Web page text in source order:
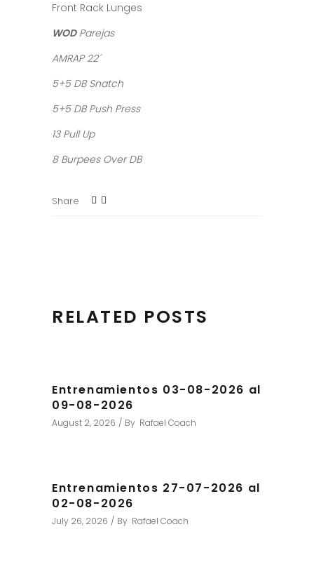
Front Rack Lunges
WODParejas
AMRAP 22´
5+5 DB Snatch
5+5 DB Push Press
13 Pull Up
8 Burpees Over DB
Share
RELATED POSTS
Entrenamientos 03-08-2026 al
09-08-2026
August 2, 2026 By Rafael Coach
Entrenamientos 27-07-2026 al
02-08-2026
July 26, 2026 By Rafael Coach